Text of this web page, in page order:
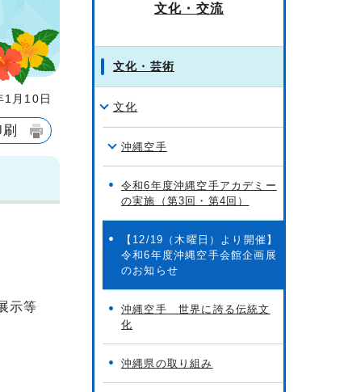
月10日
示等
文化・交流
文化・芸術
文化
沖縄空手
令和6年度沖縄空手アカデミー
の実施（第3回・第4回）
【12/19（木曜日）より開催】
令和6年度沖縄空手会館企画展
のお知らせ
沖縄空手 世界に誇る伝統文
化
沖縄県の取り組み